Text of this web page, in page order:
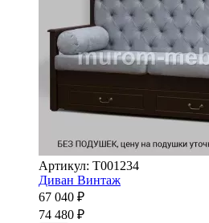
Артикул: Т001234
Диван Винтаж
67 040 ₽
74 480 ₽